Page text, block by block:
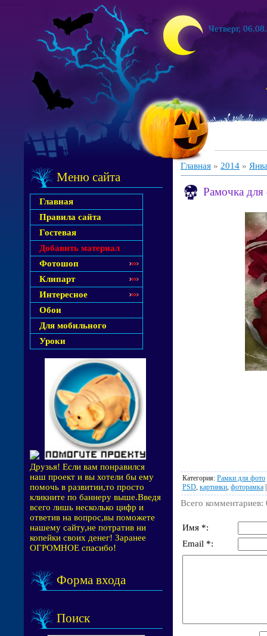
Четверг,
Меню сайта
Главная
Правила сайта
Гостевая
Добавить материал
Фотошоп
Клипарт
Интересное
Обои
Для мобильного
Уроки
Друзья! Если вам понравился
наш проект и вы хотели бы ему
помочь в развитии,то просто
кликните по баннеру выше.Введя
всего лишь несколько цифр и
ответив на вопрос,вы поможете
нашему сайту,не потратив ни
копейки своих денег! Заранее
ОГРОМНОЕ спасибо!
Форма входа
Поиск
Главная » 2014 »
Рамочка
Категория: Рамки для фото
PSD картинки фоторамка
Всего комментариев:
Имя *:
Email *: